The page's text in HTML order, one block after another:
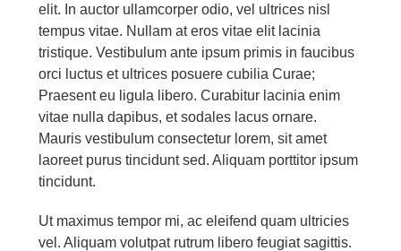
elit. In auctor ullamcorper odio, vel ultrices nisl
tempus vitae. Nullam at eros vitae elit lacinia
tristique. Vestibulum ante ipsum primis in faucibus
orci luctus et ultrices posuere cubilia Curae;
Praesent eu ligula libero. Curabitur lacinia enim
vitae nulla dapibus, et sodales lacus ornare.
Mauris vestibulum consectetur lorem, sit amet
laoreet purus tincidunt sed. Aliquam porttitor ipsum
tincidunt.
Ut maximus tempor mi, ac eleifend quam ultricies
vel. Aliquam volutpat rutrum libero feugiat sagittis.